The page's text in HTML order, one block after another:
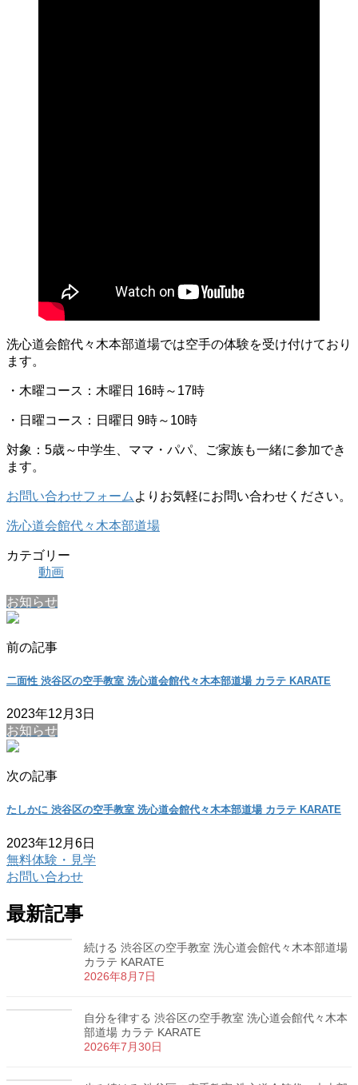
洗心道会館代々木本部道場では空手の体験を受け付けており
ます。
・木曜コース：木曜日 16時～17時
・日曜コース：日曜日 9時～10時
対象：5歳～中学生、ママ・パパ、ご家族も一緒に参加でき
ます。
お問い合わせフォーム よりお気軽にお問い合わせください。
洗心道会館代々木本部道場
カテゴリー
動画
お知らせ
前の記事
二面性 渋谷区の空手教室 洗心道会館代々木本部道場 カラテ KARATE
2023年12月3日
お知らせ
次の記事
たしかに 渋谷区の空手教室 洗心道会館代々木本部道場 カラテ KARATE
2023年12月6日
無料体験・見学
お問い合わせ
最新記事
続ける 渋谷区の空手教室 洗心道会館代々木本部道場
カラテ KARATE
2026年8月7日
自分を律する 渋谷区の空手教室 洗心道会館代々木本
部道場 カラテ KARATE
2026年7月30日